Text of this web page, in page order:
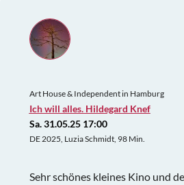
Art House & Independent in Hamburg
Ich will alles. Hildegard Knef
Sa. 31.05.25 17:00
DE 2025, Luzia Schmidt, 98 Min.
Sehr schönes kleines Kino und